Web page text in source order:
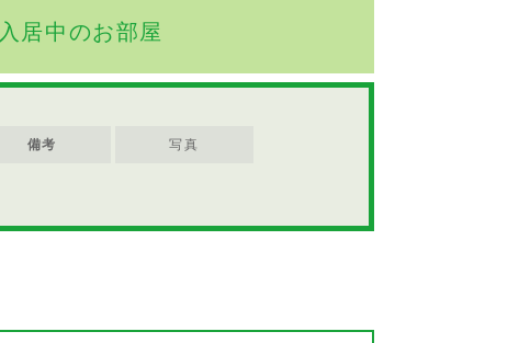
入居中のお部屋
備考 写真